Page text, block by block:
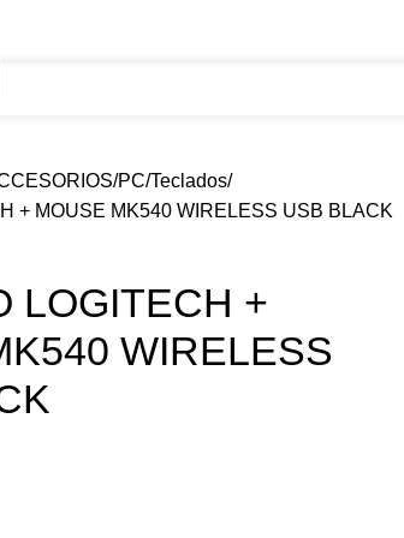
PC Teclados
+ MOUSE MK540 WIRELESS USB BLACK
LOGITECH +
WIRELESS